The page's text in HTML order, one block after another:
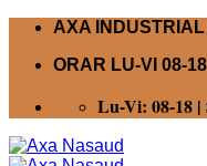
Skip
content
AXA
ORAR LU-VI 08-
Lu-Vi: 08-18 |